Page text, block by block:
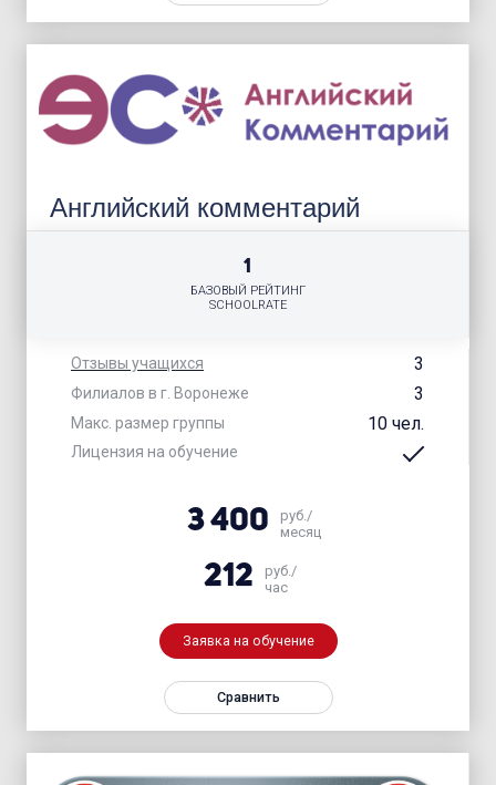
Английский комментарий
Отзывы учащихся 3
Филиалов в г. Воронеже 3
Макс. размер группы 10 чел.
Лицензия на обучение
1
БАЗОВЫЙ РЕЙТИНГ
SCHOOLRATE
3 400
руб./
месяц
212
руб./
час
Заявка на обучение
Сравнить